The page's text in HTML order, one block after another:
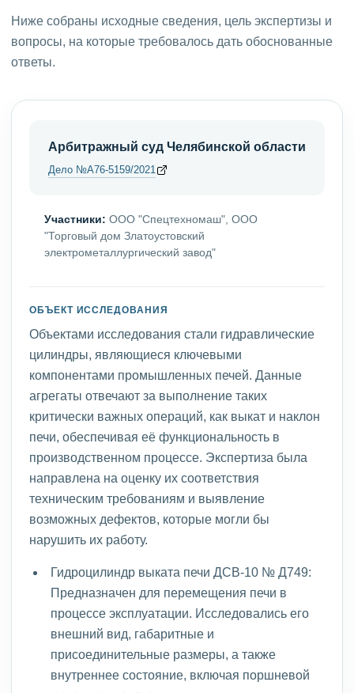
Ниже собраны исходные сведения, цель экспертизы и
вопросы, на которые требовалось дать обоснованные
ответы.
Арбитражный суд Челябинской области
Дело №А76-5159/2021
Участники: ООО "Спецтехномаш", ООО
"Торговый дом Златоустовский
электрометаллургический завод"
ОБЪЕКТ ИССЛЕДОВАНИЯ
Объектами исследования стали гидравлические
цилиндры, являющиеся ключевыми
компонентами промышленных печей. Данные
агрегаты отвечают за выполнение таких
критически важных операций, как выкат и наклон
печи, обеспечивая её функциональность в
производственном процессе. Экспертиза была
направлена на оценку их соответствия
техническим требованиям и выявление
возможных дефектов, которые могли бы
нарушить их работу.
Гидроцилиндр выката печи ДСВ-10 № Д749:
Предназначен для перемещения печи в
процессе эксплуатации. Исследовались его
внешний вид, габаритные и
присоединительные размеры, а также
внутреннее состояние, включая поршневой